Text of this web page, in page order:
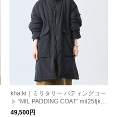
kha:ki｜ミリタリー パティングコー
ト “MIL PADDING COAT” mil25fjk3
242-fn
49,500円